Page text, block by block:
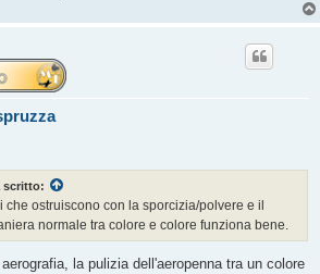
scritto:
che ostruiscono con la sporcizia/polvere e il
normale tra colore e colore funziona bene.
la pulizia dell'aeropenna tra un colore